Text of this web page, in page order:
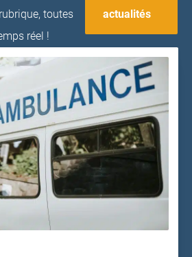
toutes
réel !
actualités